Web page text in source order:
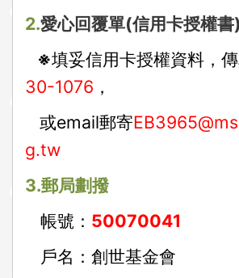
2.愛心回覆單(信用卡授權書)
※填妥信用卡授權資料，
30-1076 ，
或email郵寄
g.tw
3.郵局劃撥
帳號： 50070041
戶名：創世基金會